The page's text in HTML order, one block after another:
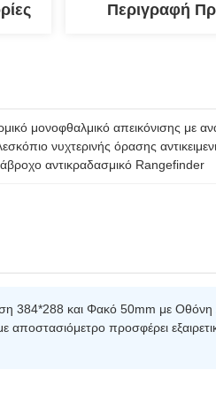
Περιγραφή
μονοφθαλμικό απεικόνισης με
νυχτερινής όρασης
αντικραδασμικό Rangefinder
384*288 και Φακό 50mm με
προσφέρει